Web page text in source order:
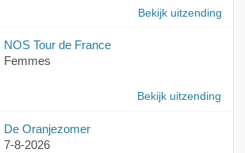
Bekijk uitzending
NOS Tour de France
Femmes
Bekijk uitzending
De Oranjezomer
7-8-2026